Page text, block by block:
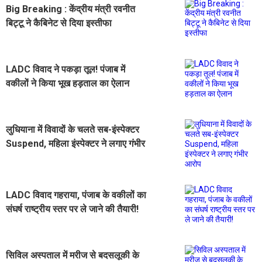
Big Breaking : केंद्रीय मंत्री रवनीत
बिट्टू ने कैबिनेट से दिया इस्तीफा
LADC विवाद ने पकड़ा तूल! पंजाब में
वकीलों ने किया भूख हड़ताल का ऐलान
लुधियाना में विवादों के चलते सब-इंस्पेक्टर
Suspend, महिला इंस्पेक्टर ने लगाए गंभीर
LADC विवाद गहराया, पंजाब के वकीलों का
संघर्ष राष्ट्रीय स्तर पर ले जाने की तैयारी!
सिविल अस्पताल में मरीज से बदसलूकी के